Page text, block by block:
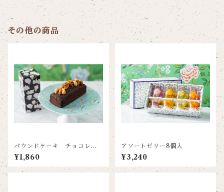
その他の商品
パウンドケーキ チョコレー
トケーキ
¥1,860
アソートゼリー8個入
¥3,240